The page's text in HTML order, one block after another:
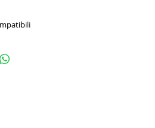
3.0 Turbo 2015-2018